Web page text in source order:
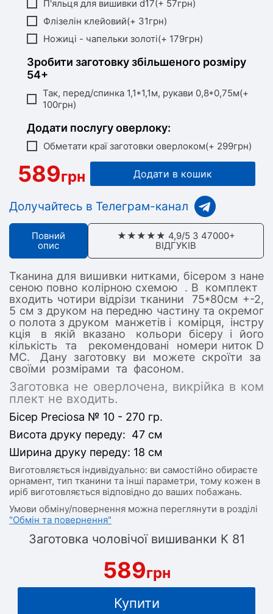
П'яльця для вишивки d17(+ 57грн)
Флізелін клейовий(+ 31грн)
Ножиці - чапельки золоті(+ 179грн)
Зробити заготовку збільшеного розміру
54+
Так, перед/спинка 1,1*1,1м, рукави 0,8*0,75м(+
100грн)
Додати послугу оверлоку:
Обметати краї заготовки оверлоком(+ 299грн)
589грн Додати в кошик
Долучайтесь в Телеграм-канал
Повний
опис
★★★★★ 4,9/5 З 47000+
ВІДГУКІВ
Тканина для вишивки нитками, бісером з нане
сеною повно колірною схемою . В комплект
входить чотири відрізи тканини 75*80см +-2,
5 см з друком на передню частину та окремог
о полота з друком манжетів і комірця, інстру
кція в якій вказано кольори бісеру і його
кількість та рекомендовані номери ниток D
MC. Дану заготовку ви можете скроїти за
своїми розмірами та фасоном.
Заготовка не оверлочена, викрійка в ком
плект не входить.
Бісер Preciosa № 10 - 270 гр.
Висота друку переду: 47 см
Ширина друку переду: 18 см
Виготовляється індивідуально: ви самостійно обираєте
орнамент, тип тканини та інші параметри, тому кожен в
иріб виготовляється відповідно до ваших побажань.
Умови обміну/повернення можна переглянути в розділі
"Обмін та повернення"
Заготовка чоловічої вишиванки К 81
589грн
Купити